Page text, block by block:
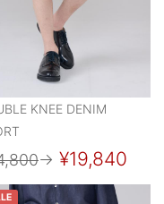
KNEE DENIM
→ ¥19,840